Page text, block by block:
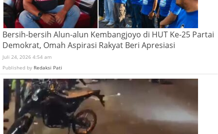
Bersih-bersih Alun-alun Kembangjoyo di HUT Ke-25 Partai
Demokrat, Omah Aspirasi Rakyat Beri Apresiasi
Juli 24, 2026 4:54 am
Published by Redaksi Pati